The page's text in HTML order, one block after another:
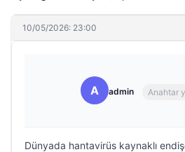
10/05/2026: 23:00
A admin Anahtar
Dünyada hantavirüs kaynaklı